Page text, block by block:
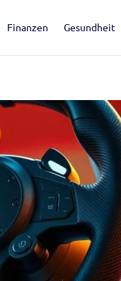
Finanzen Gesundheit